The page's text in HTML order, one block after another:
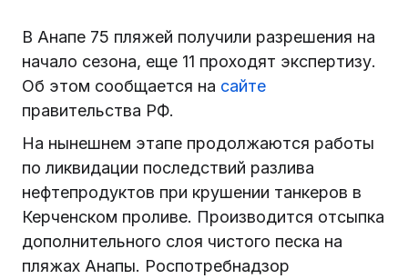
В Анапе 75 пляжей получили разрешения на
начало сезона, еще 11 проходят экспертизу.
Об этом сообщается на сайте
правительства РФ.
На нынешнем этапе продолжаются работы
по ликвидации последствий разлива
нефтепродуктов при крушении танкеров в
Керченском проливе. Производится отсыпка
дополнительного слоя чистого песка на
пляжах Анапы. Роспотребнадзор